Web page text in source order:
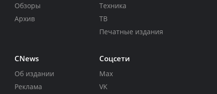
Обзоры
Архив
Техника
ТВ
Печатные издания
CNews
Об издании
Реклама
Соцсети
Max
VK